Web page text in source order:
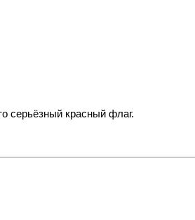
серьёзный красный флаг.